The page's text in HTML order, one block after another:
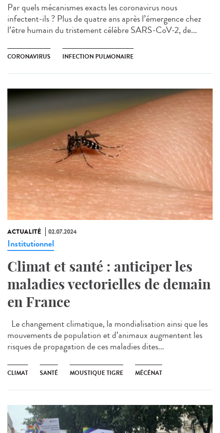
Par quels mécanismes exacts les coronavirus nous
infectent-ils ? Plus de quatre ans après l’émergence chez
l’être humain du tristement célèbre SARS-CoV-2, de...
CORONAVIRUS INFECTION PULMONAIRE
ACTUALITÉ 02.07.2024
Institutionnel
Climat et santé : anticiper les
maladies vectorielles de demain
en France
Le changement climatique, la mondialisation ainsi que les
mouvements de population et d’animaux augmentent les
risques de propagation de ces maladies dites...
CLIMAT SANTÉ MOUSTIQUE TIGRE MÉCÉNAT